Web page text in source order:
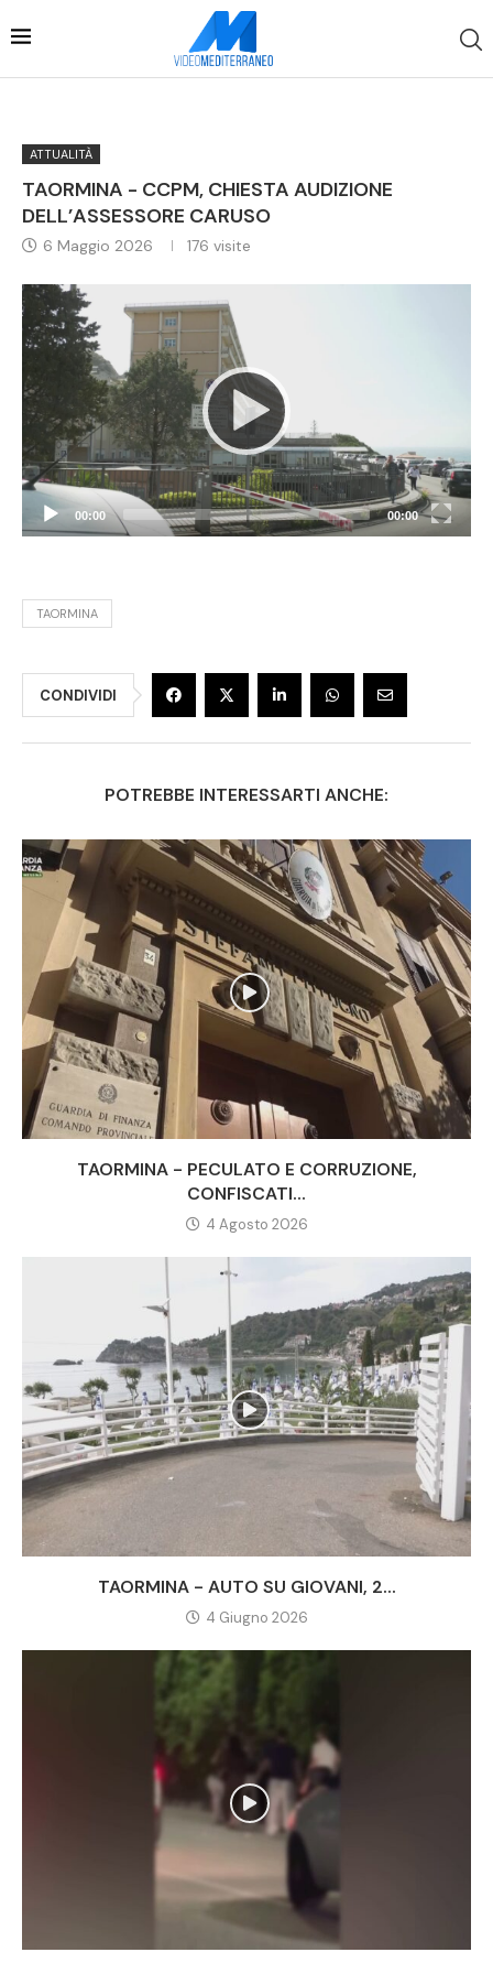
ATTUALITÀ
TAORMINA - CCPM, CHIESTA AUDIZIONE
DELL’ASSESSORE CARUSO
6 Maggio 2026 176 visite
00:00 00:00
TAORMINA
CONDIVIDI
POTREBBE INTERESSARTI ANCHE:
TAORMINA - PECULATO E CORRUZIONE,
CONFISCATI...
4 Agosto 2026
TAORMINA - AUTO SU GIOVANI, 2...
4 Giugno 2026